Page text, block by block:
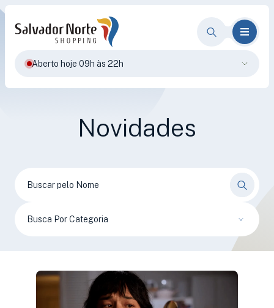
Aberto hoje 09h às 22h
Novidades
Busca Por Categoria